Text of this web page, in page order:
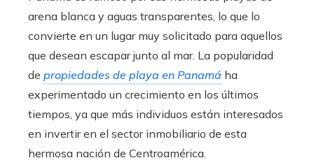
arena blanca y aguas transparentes, lo que lo
convierte en un lugar muy solicitado para aquellos
que desean escapar junto al mar. La popularidad
de propiedades de playa en Panamá ha
experimentado un crecimiento en los últimos
tiempos, ya que más individuos están interesados
en invertir en el sector inmobiliario de esta
hermosa nación de Centroamérica.